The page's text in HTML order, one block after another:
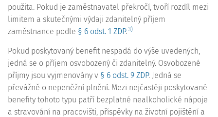
použita. Pokud je zaměstnavatel překročí, tvoří rozdíl mezi
limitem a skutečnými výdaji zdanitelný příjem
zaměstnance podle § 6 odst. 1 ZDP.3)
Pokud poskytovaný benefit nespadá do výše uvedených,
jedná se o příjem osvobozený či zdanitelný. Osvobozené
příjmy jsou vyjmenovány v § 6 odst. 9 ZDP. Jedná se
převážně o nepeněžní plnění. Mezi nejčastěji poskytované
benefity tohoto typu patří bezplatné nealkoholické nápoje
a stravování na pracovišti, příspěvky na životní pojištění a